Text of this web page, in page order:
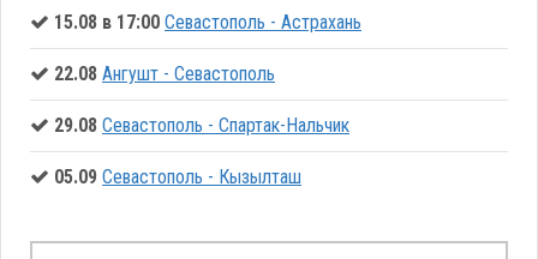
15.08 в 17:00 Севастополь - Астрахань
22.08 Ангушт - Севастополь
29.08 Севастополь - Спартак-Нальчик
05.09 Севастополь - Кызылташ